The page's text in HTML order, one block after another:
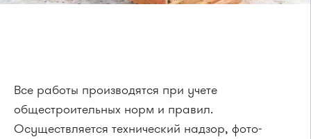
Все работы производятся при учете
общестроительных норм и правил.
Осуществляется технический надзор, фото-